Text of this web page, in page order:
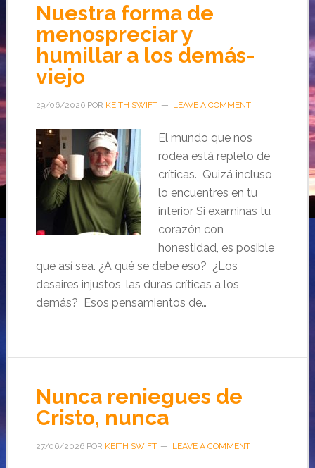
Nuestra forma de
menospreciar y
humillar a los demás-
viejo
29/06/2026POR KEITH SWIFT LEAVE A COMMENT
El mundo que nos
rodea está repleto de
críticas. Quizá incluso
lo encuentres en tu
interior Si examinas tu
corazón con
honestidad, es posible
que así sea. ¿A qué se debe eso? ¿Los
desaires injustos, las duras críticas a los
demás? Esos pensamientos de…
Nunca reniegues de
Cristo, nunca
27/06/2026POR KEITH SWIFT LEAVE A COMMENT